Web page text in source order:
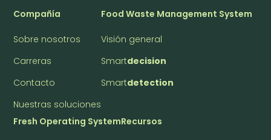
Compañía
Sobre nosotros
Carreras
Contacto
Nuestras soluciones
Food Waste Management System
Visión general
Smartdecision
Smartdetection
Fresh Operating SystemRecursos